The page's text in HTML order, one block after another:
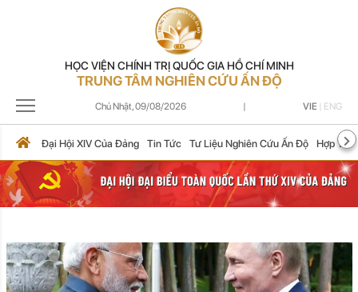
HỌC VIỆN CHÍNH TRỊ QUỐC GIA HỒ CHÍ MINH
TRUNG TÂM NGHIÊN CỨU ẤN ĐỘ
Chủ Nhật,09/08/2026 | VIE ENG
Đại Hội XIV Của Đảng Tin Tức Tư Liệu Nghiên Cứu Ấn Độ Hợp Tác